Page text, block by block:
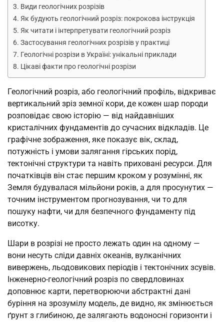
Види геологічних розрізів
Як будують геологічний розріз: покрокова інструкція
Як читати і інтерпретувати геологічний розріз
Застосування геологічних розрізів у практиці
Геологічні розрізи в Україні: унікальні приклади
Цікаві факти про геологічні розрізи
Геологічний розріз, або геологічний профіль, відкриває
вертикальний зріз земної кори, де кожен шар породи
розповідає свою історію — від найдавніших
кристалічних фундаментів до сучасних відкладів. Це
графічне зображення, яке показує вік, склад,
потужність і умови залягання гірських порід,
тектонічні структури та навіть приховані ресурси. Для
початківців він стає першим кроком у розумінні, як
Земля будувалася мільйони років, а для просунутих —
точним інструментом прогнозування, чи то для
пошуку нафти, чи для безпечного фундаменту під
висотку.
Шари в розрізі не просто лежать один на одному —
вони несуть сліди давніх океанів, вулканічних
вивержень, льодовикових періодів і тектонічних зсувів.
Інженерно-геологічний розріз по свердловинах
доповнює карти, перетворюючи абстрактні дані
буріння на зрозумілу модель, де видно, як змінюється
ґрунт з глибиною, де залягають водоносні горизонти і